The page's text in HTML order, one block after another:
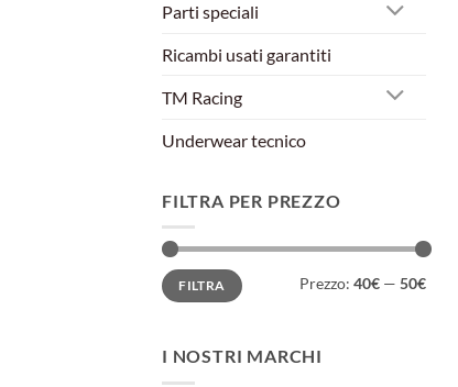
Parti speciali
Ricambi usati garantiti
TM Racing
Underwear tecnico
FILTRA PER PREZZO
Prezzo
Min
Prezzo
MaxFILTRA Prezzo: 40€ — 50€
I NOSTRI MARCHI